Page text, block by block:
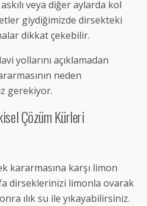
veya diğer aylarda kol
giydiğimizde dirsekteki
dikkat çekebilir.
yollarını açıklamadan
neden
gerekiyor.
Çözüm Kürleri
kararmasına karşı limon
dirseklerinizi limonla ovarak
ılık su ile yıkayabilirsiniz.